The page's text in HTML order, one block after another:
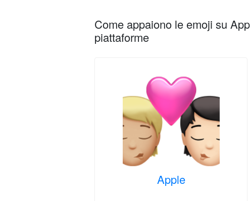
Come appaiono le emoji su
piattaforme
Apple